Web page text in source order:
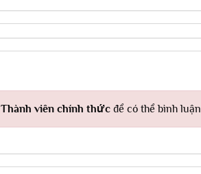
Thành viên chính thức để có thể bình luận